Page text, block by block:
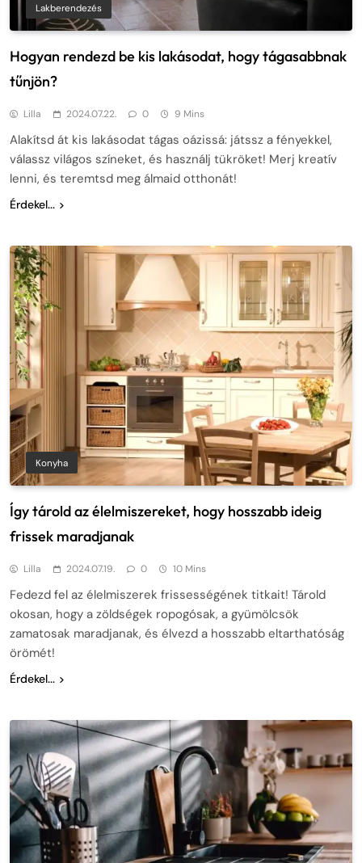
Lakberendezés
Hogyan rendezd be kis lakásodat, hogy tágasabbnak
tűnjön?
Lilla 2024.07.22. 0 9 Mins
Alakítsd át kis lakásodat tágas oázissá: játssz a fényekkel,
válassz világos színeket, és használj tükröket! Merj kreatív
lenni, és teremtsd meg álmaid otthonát!
Érdekel...
Konyha
Így tárold az élelmiszereket, hogy hosszabb ideig
frissek maradjanak
Lilla 2024.07.19. 0 10 Mins
Fedezd fel az élelmiszerek frissességének titkait! Tárold
okosan, hogy a zöldségek ropogósak, a gyümölcsök
zamatosak maradjanak, és élvezd a hosszabb eltarthatóság
örömét!
Érdekel...